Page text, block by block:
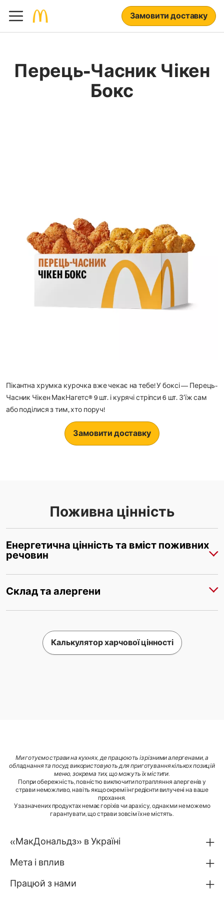
Замовити доставку
Перець-Часник Чікен
Бокс
Пікантна хрумка курочка вже чекає на тебе! У боксі — Перець-
Часник Чікен МакНагетс® 9 шт. і курячі стріпси 6 шт. Зʼїж сам
або поділися з тим, хто поруч!
Замовити доставку
Поживна цінність
Енергетична цінність та вміст поживних
речовин
Склад та алергени
Калькулятор харчової цінності
Ми готуємо страви на кухнях, де працюють із різними алергенами, а
обладнання та посуд використовують для приготування кількох позицій
меню, зокрема тих, що можуть їх містити.
Попри обережність, повністю виключити потрапляння алергенів у
страви неможливо, навіть якщо окремі інгредієнти вилучені на ваше
прохання.
У зазначених продуктах немає горіхів чи арахісу, однак ми не можемо
гарантувати, що страви зовсім їх не містять.
«МакДональдз» в Україні
Мета і вплив
Працюй з нами